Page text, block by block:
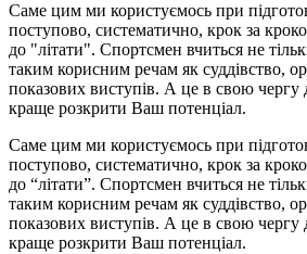
Саме цим ми користуємось при
поступово, систематично, крок за
до "літати". Спортсмен вчиться не
таким корисним речам як суддівство,
показових виступів. А це в свою чергу
краще розкрити Ваш потенціал.
Саме цим ми користуємось при
поступово, систематично, крок за
до “літати”. Спортсмен вчиться не
таким корисним речам як суддівство,
показових виступів. А це в свою чергу
краще розкрити Ваш потенціал.